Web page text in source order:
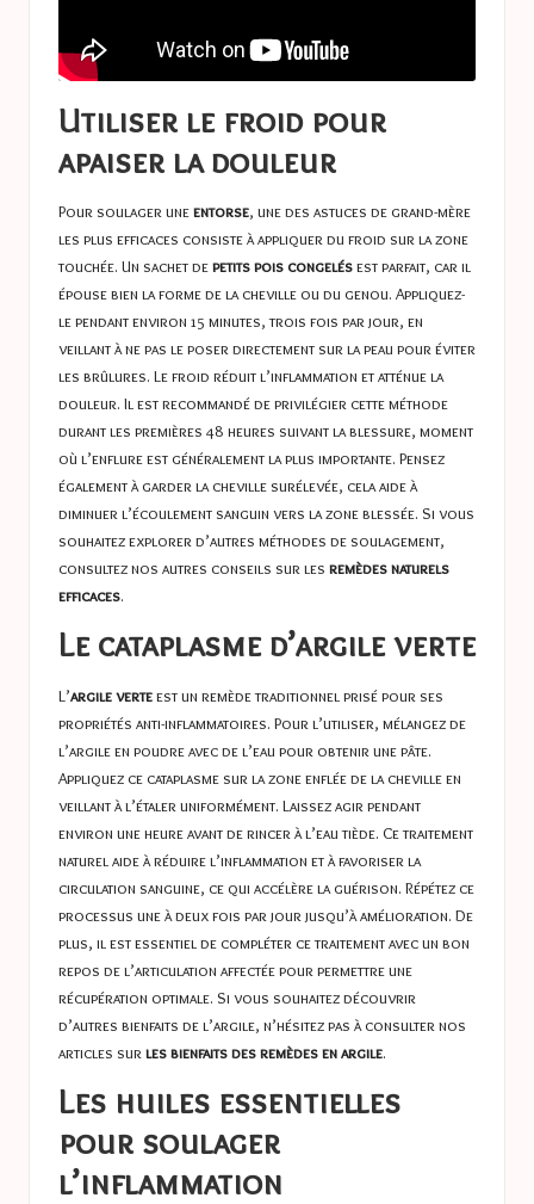
Utiliser le froid pour
apaiser la douleur
Pour soulager uneentorse, une des astuces de grand-mère
les plus efficaces consiste à appliquer du froid sur la zone
touchée. Un sachet depetits pois congelésest parfait, car il
épouse bien la forme de la cheville ou du genou. Appliquez-
le pendant environ 15 minutes, trois fois par jour, en
veillant à ne pas le poser directement sur la peau pour éviter
les brûlures. Le froid réduit l’inflammation et atténue la
douleur. Il est recommandé de privilégier cette méthode
durant les premières 48 heures suivant la blessure, moment
où l’enflure est généralement la plus importante. Pensez
également à garder la cheville surélevée, cela aide à
diminuer l’écoulement sanguin vers la zone blessée. Si vous
souhaitez explorer d’autres méthodes de soulagement,
consultez nos autres conseils sur les remèdes naturels
efficaces.
Le cataplasme d’argile verte
L’argile verteest un remède traditionnel prisé pour ses
propriétés anti-inflammatoires. Pour l’utiliser, mélangez de
l’argile en poudre avec de l’eau pour obtenir une pâte.
Appliquez ce cataplasme sur la zone enflée de la cheville en
veillant à l’étaler uniformément. Laissez agir pendant
environ une heure avant de rincer à l’eau tiède. Ce traitement
naturel aide à réduire l’inflammation et à favoriser la
circulation sanguine, ce qui accélère la guérison. Répétez ce
processus une à deux fois par jour jusqu’à amélioration. De
plus, il est essentiel de compléter ce traitement avec un bon
repos de l’articulation affectée pour permettre une
récupération optimale. Si vous souhaitez découvrir
d’autres bienfaits de l’argile, n’hésitez pas à consulter nos
articles sur les bienfaits des remèdes en argile.
Les huiles essentielles
pour soulager
l’inflammation